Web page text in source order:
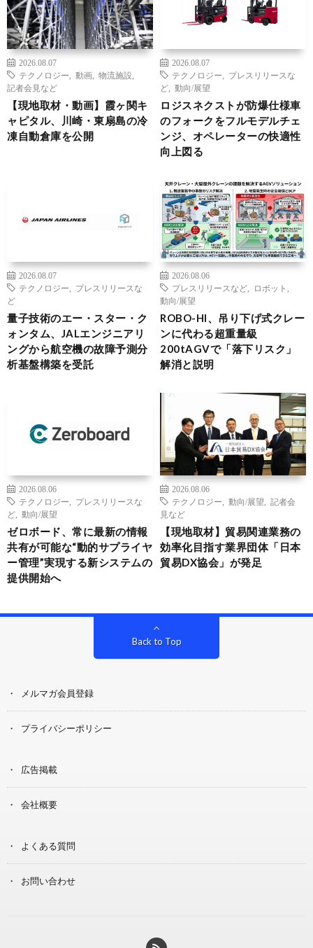
2026.08.07
テクノロジー
動画 物流施設
記者会見など
【現地取材・動画】霞ヶ関キ
ャピタル、川崎・東扇島の冷
凍自動倉庫を公開
2026.08.07
テクノロジー
プレスリリースな
ど
動向/展望
ロジスネクストが防爆仕様車
のフォークをフルモデルチェ
ンジ、オペレーターの快適性
向上図る
2026.08.07
テクノロジー
プレスリリースな
ど
量子技術のエー・スター・ク
ォンタム、JALエンジニアリ
ングから航空機の故障予測分
析基盤構築を受託
2026.08.06
プレスリリースなど
ロボット
動向/展望
ROBO-HI、吊り下げ式クレー
ンに代わる超重量級
200tAGVで「落下リスク」
解消と説明
2026.08.06
テクノロジー
プレスリリースな
ど
動向/展望
ゼロボード、常に最新の情報
共有が可能な“動的サプライヤ
ー管理”実現する新システムの
提供開始へ
2026.08.06
テクノロジー
動向/展望
記者会
見など
【現地取材】貿易関連業務の
効率化目指す業界団体「日本
貿易DX協会」が発足
Back to Top
メルマガ会員登録
プライバシーポリシー
広告掲載
会社概要
よくある質問
お問い合わせ